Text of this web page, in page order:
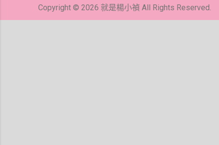
Copyright © 2026 就是楊小禎 All Rights Reserved.